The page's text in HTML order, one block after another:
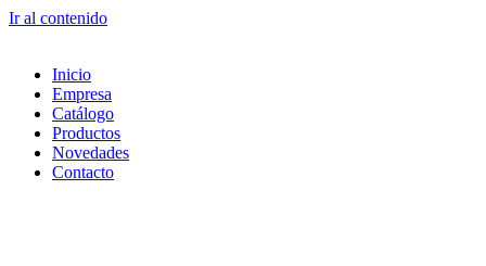
Ir al contenido
Inicio
Empresa
Catálogo
Productos
Novedades
Contacto